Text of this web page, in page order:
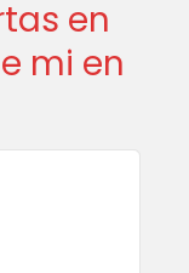
en
mi en